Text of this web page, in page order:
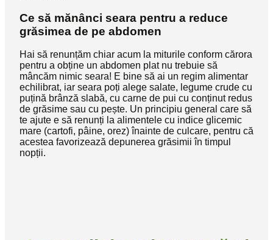
Ce să mănânci seara pentru a reduce
grăsimea de pe abdomen
Hai să renunțăm chiar acum la miturile conform cărora
pentru a obține un abdomen plat nu trebuie să
mâncăm nimic seara! E bine să ai un regim alimentar
echilibrat, iar seara poți alege salate, legume crude cu
puțină brânză slabă, cu carne de pui cu conținut redus
de grăsime sau cu pește. Un principiu general care să
te ajute e să renunți la alimentele cu indice glicemic
mare (cartofi, pâine, orez) înainte de culcare, pentru că
acestea favorizează depunerea grăsimii în timpul
nopții.